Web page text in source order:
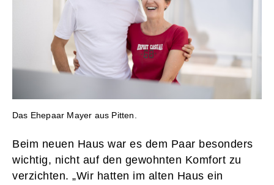
Das Ehepaar Mayer aus Pitten.
Beim neuen Haus war es dem Paar besonders
wichtig, nicht auf den gewohnten Komfort zu
verzichten. „Wir hatten im alten Haus ein